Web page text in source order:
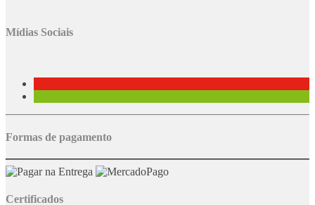
Mídias Sociais
Formas de pagamento
Certificados